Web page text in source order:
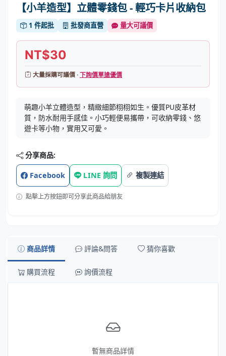
【小羊造型】立體零錢包 - 輕巧卡片收納包
1 件起批 批發商直營 量大可議價
NT$30
大量採購可議價 ·下詢價單搶優價
萌趣小羊立體造型，精緻細節栩栩如生。優質PU皮革材
質，防水耐用手感佳。小巧輕便易攜帶，可收納零錢、悠
遊卡等小物，實用又可愛。
分享商品:
Facebook LINE 詢問 複製連結
點擊上方按鈕即可分享此商品給朋友
商品詳情 評論&問答 猜你喜歡
購買流程 詢價流程
暫無商品詳情